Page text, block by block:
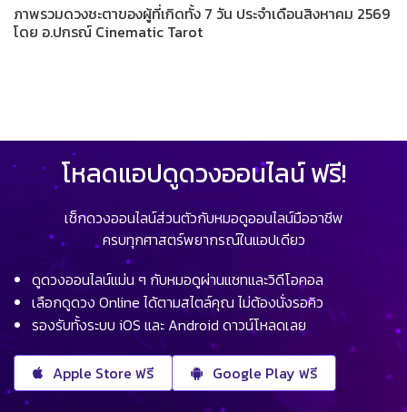
ภาพรวมดวงชะตาของผู้ที่เกิดทั้ง 7 วัน ประจำเดือนสิงหาคม 2569
โดย อ.ปกรณ์ Cinematic Tarot
โหลดแอปดูดวงออนไลน์ ฟรี!
เช็กดวงออนไลน์ส่วนตัวกับหมอดูออนไลน์มืออาชีพ
ครบทุกศาสตร์พยากรณ์ในแอปเดียว
ดูดวงออนไลน์แม่น ๆ กับหมอดูผ่านแชทและวิดีโอคอล
เลือกดูดวง Online ได้ตามสไตล์คุณ ไม่ต้องนั่งรอคิว
รองรับทั้งระบบ iOS และ Android ดาวน์โหลดเลย
Apple Store ฟรี Google Play ฟรี